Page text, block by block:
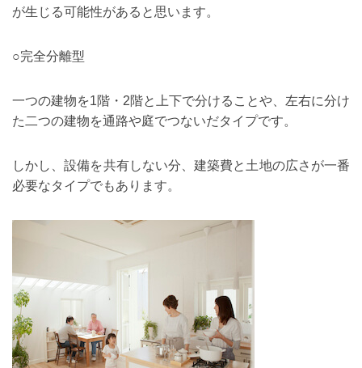
が生じる可能性があると思います。
○完全分離型
一つの建物を1階・ 2階と上下で分けることや、左右に分け
た二つの建物を通路や庭でつないだタイプです。
しかし、設備を共有しない分、建築費と土地の広さが一番
必要なタイプでもあります。